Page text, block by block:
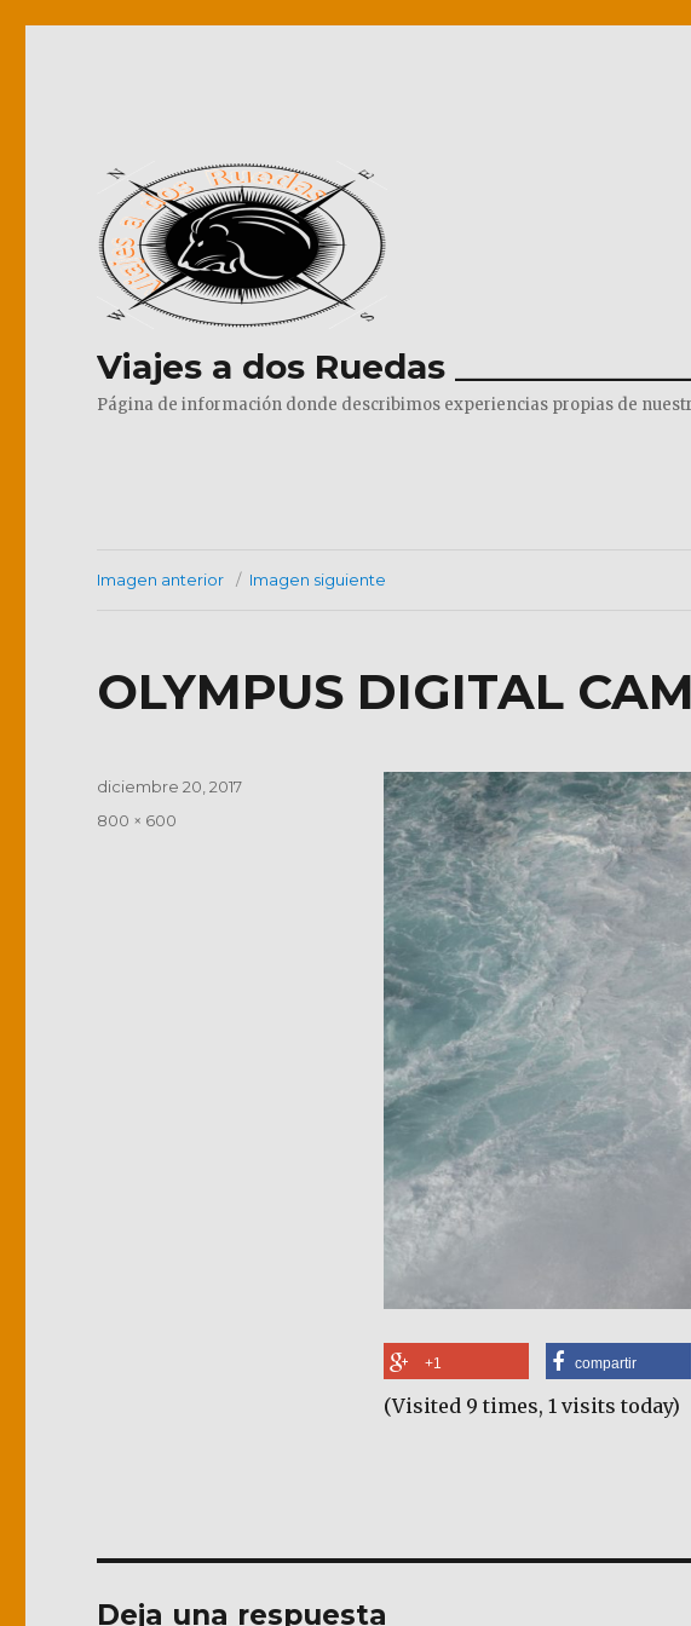
Viajes a dos Ruedas
Página de información donde describimos experiencias propias de
Imagen anterior Imagen siguiente
OLYMPUS DIGITAL
+1 compartir
(Visited 9 times, 1 visits today)
Publicado
diciembre 20, 2017
Tamaño
800 × 600
Deja una respuesta